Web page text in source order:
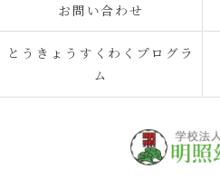
お問い合わせ
とうきょうすくわくプログラ
ム